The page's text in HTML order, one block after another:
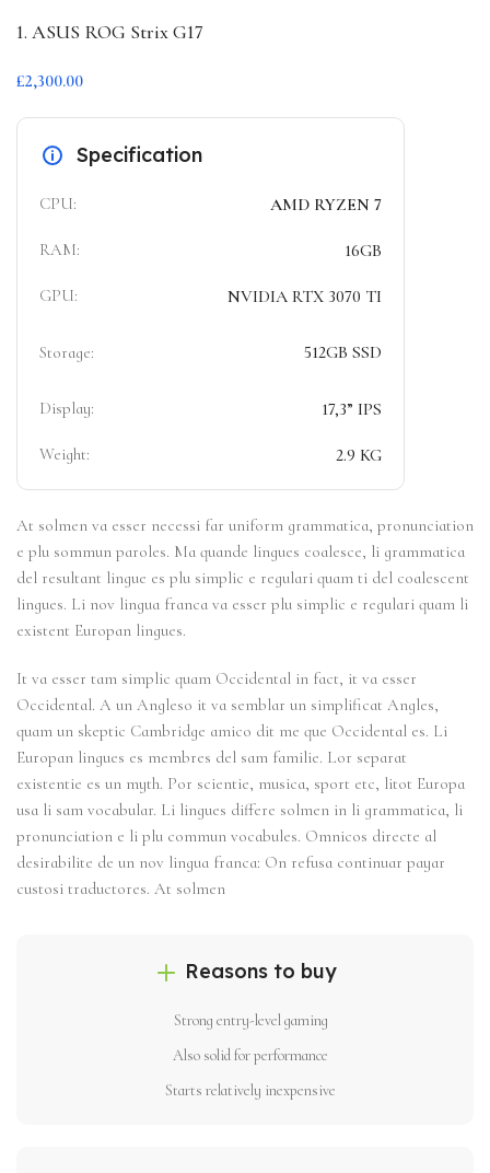
1. ASUS ROG Strix G17
£2,300.00
Specification
CPU: AMD RYZEN 7
RAM: 16GB
GPU: NVIDIA RTX 3070 TI
Storage: 512GB SSD
Display: 17,3” IPS
Weight: 2.9 KG
At solmen va esser necessi far uniform grammatica, pronunciation
e plu sommun paroles. Ma quande lingues coalesce, li grammatica
del resultant lingue es plu simplic e regulari quam ti del coalescent
lingues. Li nov lingua franca va esser plu simplic e regulari quam li
existent Europan lingues.
It va esser tam simplic quam Occidental in fact, it va esser
Occidental. A un Angleso it va semblar un simplificat Angles,
quam un skeptic Cambridge amico dit me que Occidental es. Li
Europan lingues es membres del sam familie. Lor separat
existentie es un myth. Por scientie, musica, sport etc, litot Europa
usa li sam vocabular. Li lingues differe solmen in li grammatica, li
pronunciation e li plu commun vocabules. Omnicos directe al
desirabilite de un nov lingua franca: On refusa continuar payar
custosi traductores. At solmen
Reasons to buy
Strong entry-level gaming
Also solid for performance
Starts relatively inexpensive